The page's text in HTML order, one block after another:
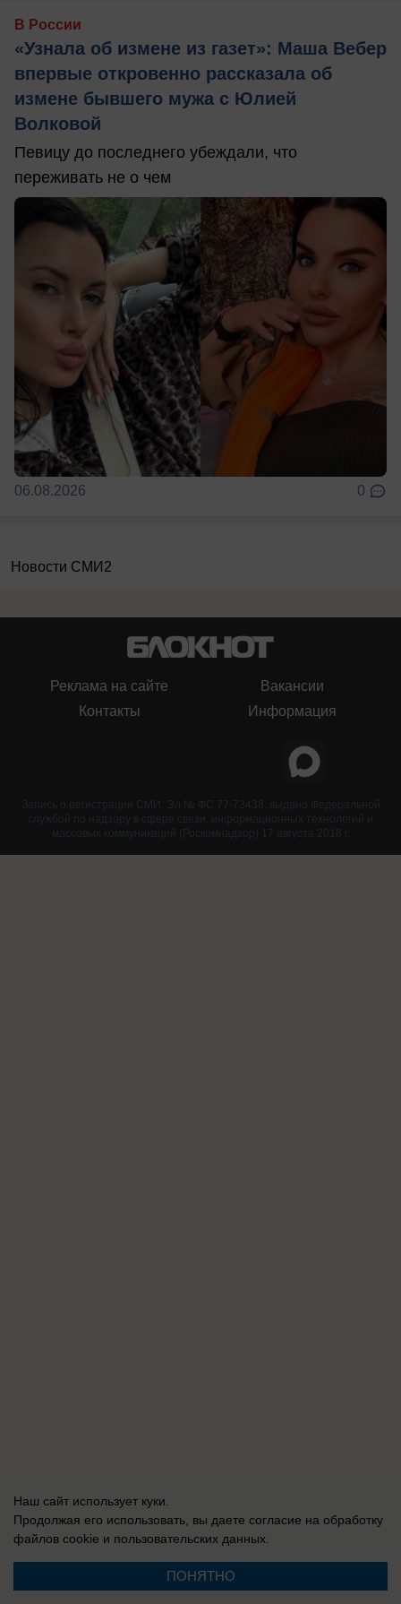
В России
«Узнала об измене из газет»: Маша Вебер
впервые откровенно рассказала об
измене бывшего мужа с Юлией
Волковой
Певицу до последнего убеждали, что
переживать не о чем
06.08.2026 0
Новости СМИ2
Реклама на сайте
Контакты
Вакансии
Информация
Запись о регистрации СМИ: Эл № ФС 77-73438, выдано Федеральной
службой по надзору в сфере связи, информационных технологий и
массовых коммуникаций (Роскомнадзор) 17 августа 2018 г.
Наш сайт использует куки.
Продолжая его использовать, вы даете согласие на обработку
файлов cookie и пользовательских данных.
ПОНЯТНО